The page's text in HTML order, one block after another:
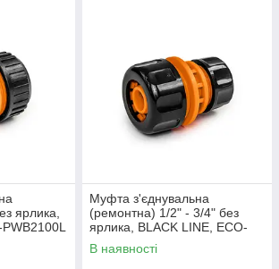
ярлика,
Муфта з'єднувальна
(ремонтна) 1/2" - 3/4" без
ярлика, BLACK LINE, ECO-
PWB2101L
В наявності